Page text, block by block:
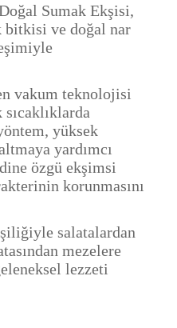
Sumak Ekşisi,
bitkisi ve doğal nar
vakum teknolojisi
yüksek
yardımcı
özgü ekşimsi
korunmasını
salatalardan
mezelere
lezzeti